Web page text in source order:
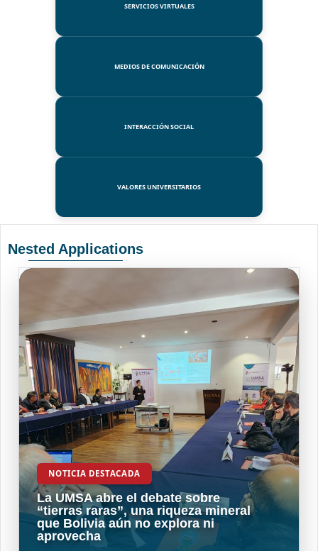
SERVICIOS VIRTUALES
MEDIOS DE COMUNICACIÓN
INTERACCIÓN SOCIAL
VALORES UNIVERSITARIOS
Nested Applications
NOTICIA DESTACADA
La UMSA abre el debate sobre
“tierras raras”, una riqueza mineral
que Bolivia aún no explora ni
aprovecha